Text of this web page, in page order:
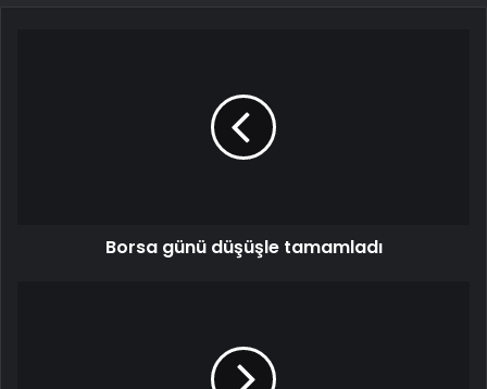
Borsa günü düşüşle tamamladı